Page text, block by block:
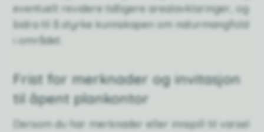
eventuelt revidere tidligere arealavklaringer, og
bidra til å styrke kunnskapen om naturmangfold
i området.
Frist for merknader og invitasjon
til åpent plankontor
Dersom du har merknader eller innspill til varsel